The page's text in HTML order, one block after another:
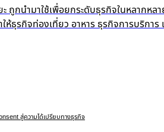
ถูกนำมาใช้เพื่อยกระดับธุรกิจในหลาก
ห้ธุรกิจท่องเที่ยว อาหาร ธุรกิจการบริกา
สู่ความได้เปรียบทางธุรกิจ